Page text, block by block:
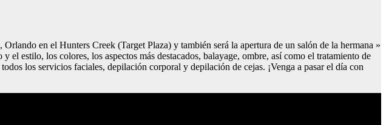
en el Hunters Creek (Target Plaza) y también será la apertura de un salón de la hermana »
estilo, los colores, los aspectos más destacados, balayage, ombre, así como el tratamiento de
los servicios faciales, depilación corporal y depilación de cejas. ¡Venga a pasar el día con